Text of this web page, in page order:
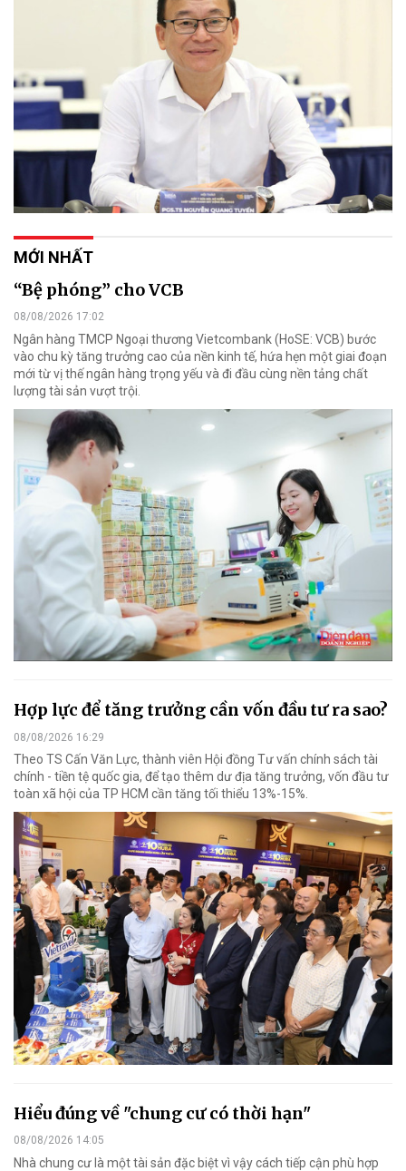
MỚI NHẤT
“Bệ phóng” cho VCB
08/08/2026 17:02
Ngân hàng TMCP Ngoại thương Vietcombank (HoSE: VCB) bước
vào chu kỳ tăng trưởng cao của nền kinh tế, hứa hẹn một giai đoạn
mới từ vị thế ngân hàng trọng yếu và đi đầu cùng nền tảng chất
lượng tài sản vượt trội.
Hợp lực để tăng trưởng cần vốn đầu tư ra sao?
08/08/2026 16:29
Theo TS Cấn Văn Lực, thành viên Hội đồng Tư vấn chính sách tài
chính - tiền tệ quốc gia, để tạo thêm dư địa tăng trưởng, vốn đầu tư
toàn xã hội của TP HCM cần tăng tối thiểu 13%-15%.
Hiểu đúng về "chung cư có thời hạn"
08/08/2026 14:05
Nhà chung cư là một tài sản đặc biệt vì vậy cách tiếp cận phù hợp